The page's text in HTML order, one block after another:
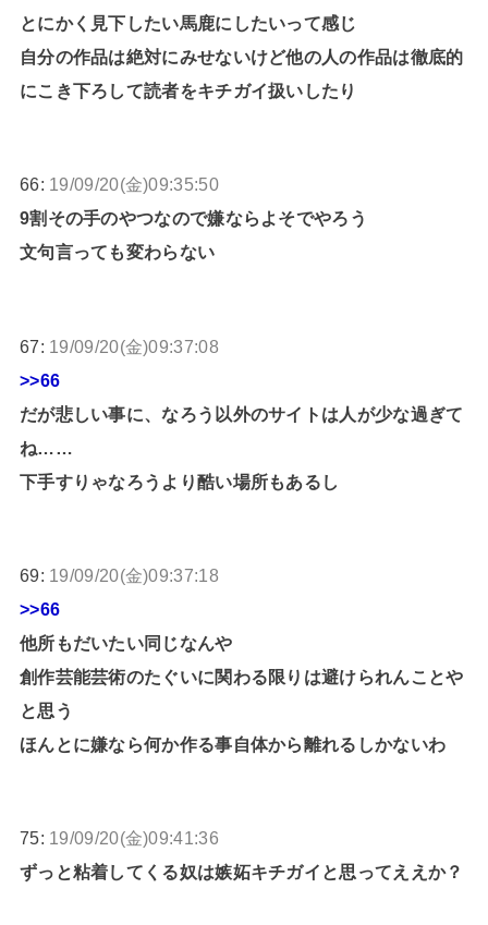
とにかく見下したい馬鹿にしたいって感じ
自分の作品は絶対にみせないけど他の人の作品は徹底的
にこき下ろして読者をキチガイ扱いしたり
66: 19/09/20(金)09:35:50
9割その手のやつなので嫌ならよそでやろう
文句言っても変わらない
67: 19/09/20(金)09:37:08
>>66
だが悲しい事に、なろう以外のサイトは人が少な過ぎて
ね……
下手すりゃなろうより酷い場所もあるし
69: 19/09/20(金)09:37:18
>>66
他所もだいたい同じなんや
創作芸能芸術のたぐいに関わる限りは避けられんことや
と思う
ほんとに嫌なら何か作る事自体から離れるしかないわ
75: 19/09/20(金)09:41:36
ずっと粘着してくる奴は嫉妬キチガイと思ってええか？